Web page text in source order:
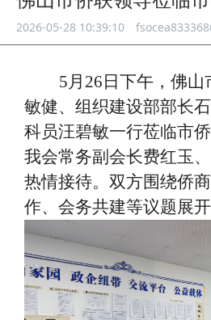
2026-05-28 10:39:10
5月26日下午，佛
敏健、组织建设部部长
科员汪碧敏一行莅临市
我会常务副会长费红玉
热情接待。双方围绕侨
作、会务共建等议题展开